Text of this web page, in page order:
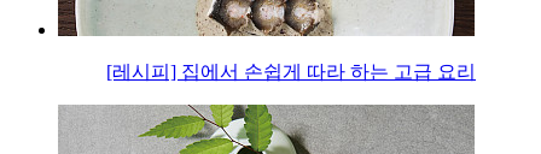
[레시피] 집에서 손쉽게 따라 하는 고급 요리